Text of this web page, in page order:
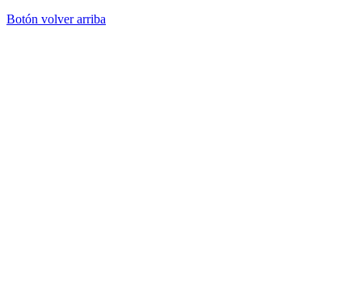
Botón volver arriba